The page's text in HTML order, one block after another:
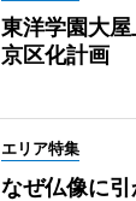
東洋学園大
京区化計画
エリア特集
なぜ仏像に